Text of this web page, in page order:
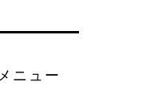
ニュー